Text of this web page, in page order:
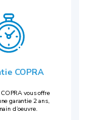
COPRA
vous offre
garantie 2 ans,
d’oeuvre.